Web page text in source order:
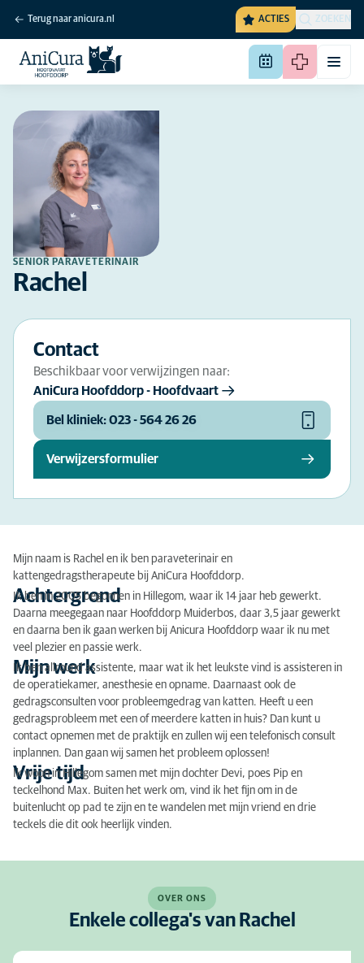
Terug naar anicura.nl ACTIES ZOEKEN
SENIOR PARAVETERINAIR
Rachel
Contact
Beschikbaar voor verwijzingen naar:
AniCura Hoofddorp - Hoofdvaart
Bel kliniek: 023 - 564 26 26
Verwijzersformulier
Mijn naam is Rachel en ik ben paraveterinair en
kattengedragstherapeute bij AniCura Hoofddorp.
Achtergrond
Ik ben in 2005 begonnen in Hillegom, waar ik 14 jaar heb gewerkt.
Daarna meegegaan naar Hoofddorp Muiderbos, daar 3,5 jaar gewerkt
en daarna ben ik gaan werken bij Anicura Hoofddorp waar ik nu met
veel plezier en passie werk.
Mijn werk
Ik ben allround assistente, maar wat ik het leukste vind is assisteren in
de operatiekamer, anesthesie en opname. Daarnaast ook de
gedragsconsulten voor probleemgedrag van katten. Heeft u een
gedragsprobleem met een of meerdere katten in huis? Dan kunt u
contact opnemen met de praktijk en zullen wij een telefonisch consult
inplannen. Dan gaan wij samen het probleem oplossen!
Vrije tijd
Ik woon in Hillegom samen met mijn dochter Devi, poes Pip en
teckelhond Max. Buiten het werk om, vind ik het fijn om in de
buitenlucht op pad te zijn en te wandelen met mijn vriend en drie
teckels die dit ook heerlijk vinden.
OVER ONS
Enkele collega's van Rachel